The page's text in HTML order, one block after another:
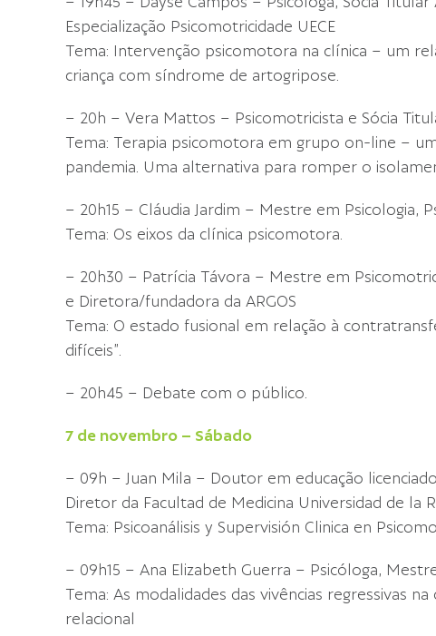
Especialização Psicomotricidade UECE
Tema: Intervenção psicomotora na clínica – um
criança com síndrome de artogripose.
– 20h – Vera Mattos – Psicomotricista e Sócia
Tema: Terapia psicomotora em grupo on-line –
pandemia. Uma alternativa para romper o
– 20h15 – Cláudia Jardim – Mestre em Psicologia,
Tema: Os eixos da clínica psicomotora.
– 20h30 – Patrícia Távora – Mestre em
e Diretora/fundadora da ARGOS
Tema: O estado fusional em relação à
difíceis”.
– 20h45 – Debate com o público.
7 de novembro – Sábado
– 09h – Juan Mila – Doutor em educação
Diretor da Facultad de Medicina Universidad de la
Tema: Psicoanálisis y Supervisión Clinica en
– 09h15 – Ana Elizabeth Guerra – Psicóloga,
Tema: As modalidades das vivências regressivas
relacional